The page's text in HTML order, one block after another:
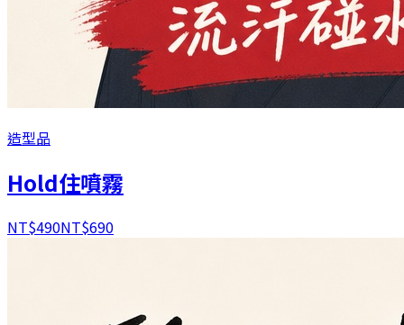
造型品
Hold住噴霧
NT$490NT$690